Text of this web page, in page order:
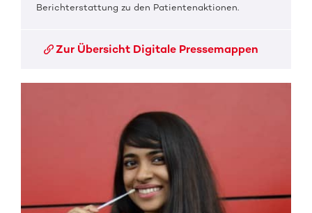
Berichterstattung zu den Patientenaktionen.
Zur Übersicht Digitale Pressemappen